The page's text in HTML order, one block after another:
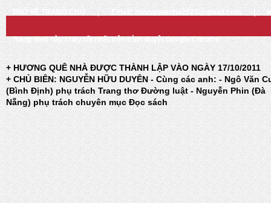
TRỞ VỀ TRANG CHỦ Email: huongquenha2023@gmail.com
Trang Web này chạy tốt nhất trên trình duyệt Google Chrome
+ HƯƠNG QUÊ NHÀ ĐƯỢC THÀNH LẬP VÀO NGÀY 17/10/2011
+ CHỦ BIÊN: NGUYỄN HỮU DUYÊN - Cùng các anh: - Ngô Văn
(Bình Định) phụ trách Trang thơ Đường luật - Nguyễn Phin (Đà
Nẵng) phụ trách chuyên mục Đọc sách